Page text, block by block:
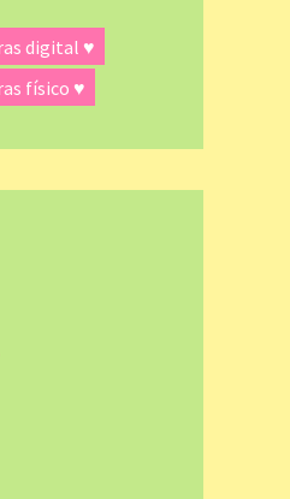
digital ♥
físico ♥